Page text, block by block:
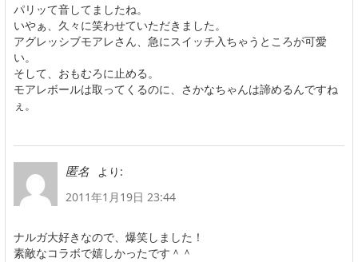
パリッて音してましたね。
いやぁ、久々に笑わせていただきました。
アグレッシブモアレさん、急にスイッチ入ちゃうところが可愛
い。
そして、おもむろに止める。
モアレボールは取ってくるのに、さかなちゃんは諦めるんですね
ぇ。
匿名
より:
2011年1月19日 23:44
ナルガ大好きなので、爆笑しました！
素敵なコラボで嬉しかったです＾＾